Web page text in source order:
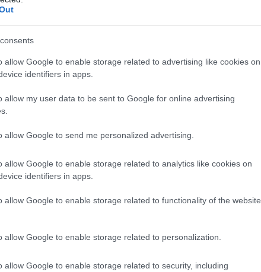
allow Google to enable storage related to advertising like cookies on
identifiers in apps.
allow my user data to be sent to Google for online advertising
allow Google to send me personalized advertising.
allow Google to enable storage related to analytics like cookies on
identifiers in apps.
allow Google to enable storage related to functionality of the website
allow Google to enable storage related to personalization.
allow Google to enable storage related to security, including
a Santa Teresa Gallura al Teatro Comunale
per tutte le serate alle 18.00 e alle 21.15,
culturale “Dietro le Quinte”,
con il contributo di Fondazione di
Sardegna, con il patrocinio del Comune di
con il Centro Servizi Culturali della
nella sezione